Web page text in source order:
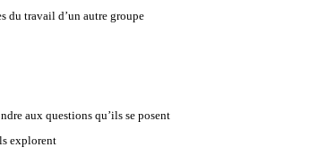
travail d’un autre groupe
aux questions qu’ils se posent
explorent